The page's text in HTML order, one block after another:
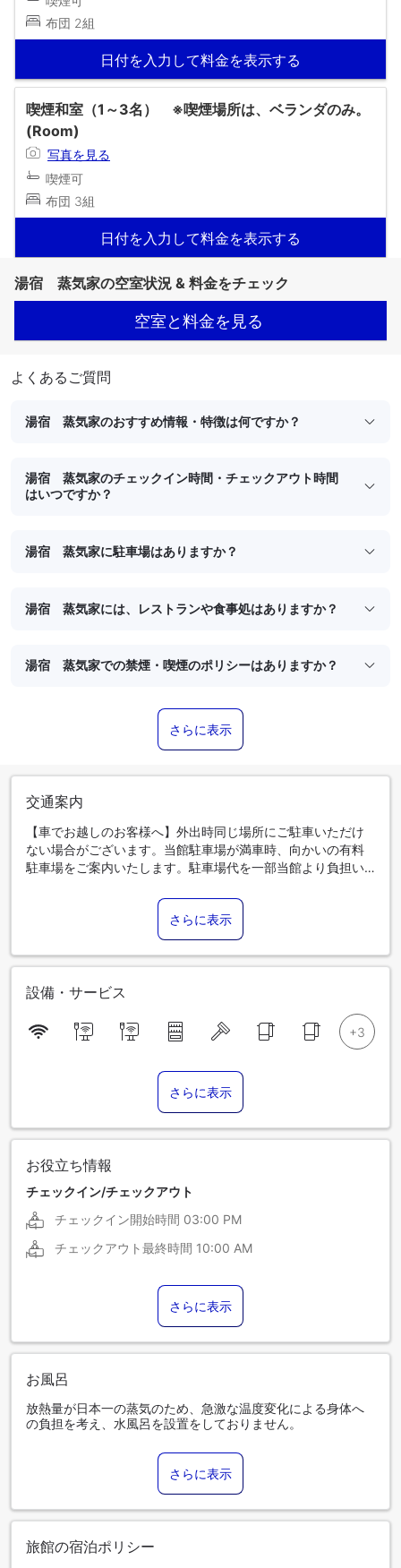
布団 2組
日付を入力して料金を表示する
喫煙和室（1～3名） ※喫煙場所は、ベランダのみ。
(Room)
写真を見る
喫煙可
布団 3組
日付を入力して料金を表示する
湯宿 蒸気家の空室状況 & 料金をチェック
空室と料金を見る
よくあるご質問
湯宿 蒸気家のおすすめ情報・特徴は何ですか？
湯宿 蒸気家のチェックイン時間・チェックアウト時間
はいつですか？
湯宿 蒸気家に駐車場はありますか？
湯宿 蒸気家には、レストランや食事処はありますか？
湯宿 蒸気家での禁煙・喫煙のポリシーはありますか？
さらに表示
交通案内
【車でお越しのお客様へ】外出時同じ場所にご駐車いただけ
ない場合がございます。当館駐車場が満車時、向かいの有料
駐車場をご案内いたします。駐車場代を一部当館より負担い
さらに表示
設備・サービス
さらに表示
お役立ち情報
チェックイン/チェックアウト
チェックイン開始時間 03:00 PM
チェックアウト最終時間 10:00 AM
さらに表示
お風呂
放熱量が日本一の蒸気のため、急激な温度変化による身体へ
の負担を考え、水風呂を設置をしておりません。
さらに表示
旅館の宿泊ポリシー